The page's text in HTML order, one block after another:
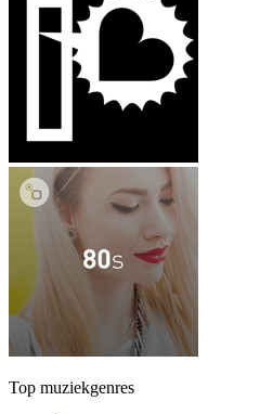
Top muziekgenres